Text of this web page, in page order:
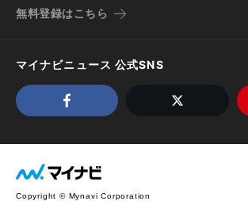
無料登録はこちら
マイナビニュース 公式SNS
Copyright © Mynavi Corporation